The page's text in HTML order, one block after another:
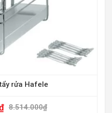
rửa Hafele
8.514.000₫